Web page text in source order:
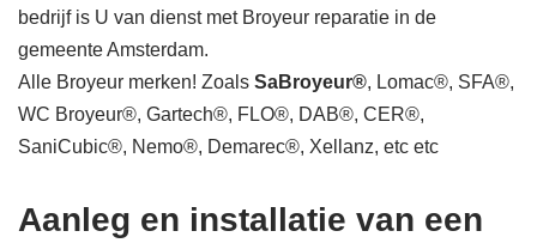
bedrijf is U van dienst met Broyeur reparatie in de
gemeente Amsterdam.
Alle Broyeur merken! Zoals SaBroyeur®, Lomac®, SFA®,
WC Broyeur®, Gartech®, FLO®, DAB®, CER®,
SaniCubic®, Nemo®, Demarec®, Xellanz, etc etc
Aanleg en installatie van een